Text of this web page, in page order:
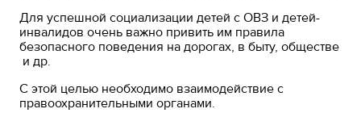
Для успешной социализации детей с ОВЗ и детей-
инвалидов очень важно привить им правила
безопасного поведения на дорогах, в быту, обществе
и др.
С этой целью необходимо взаимодействие с
правоохранительными органами.